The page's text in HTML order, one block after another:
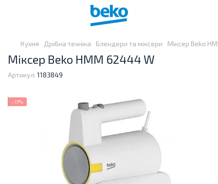
Кухня Дрібна техніка Блендери та міксери Міксер Beko
Міксер Beko HMM 62444 W
Артикул: 1183849
−17%